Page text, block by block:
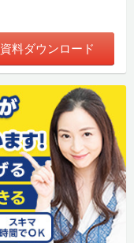
資料ダウンロード